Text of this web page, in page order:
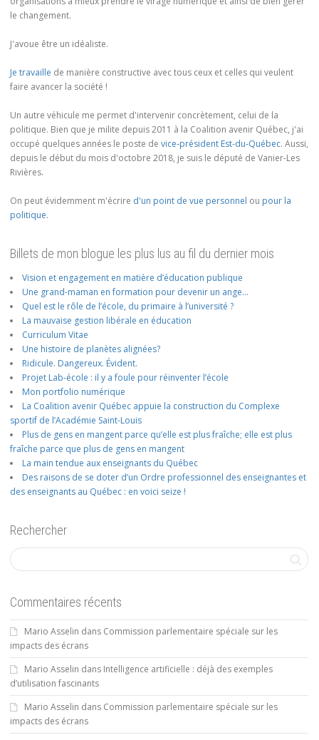
le changement.
J'avoue être un idéaliste.
Je travaille de manière constructive avec tous ceux et celles qui veulent
faire avancer la société !
Un autre véhicule me permet d'intervenir concrètement, celui de la
politique. Bien que je milite depuis 2011 à la Coalition avenir Québec, j'ai
occupé quelques années le poste de vice-président Est-du-Québec. Aussi,
depuis le début du mois d'octobre 2018, je suis le député de Vanier-Les
Rivières.
On peut évidemment m'écrire d'un point de vue personnel ou pour la
politique.
Billets de mon blogue les plus lus au fil du dernier mois
Vision et engagement en matière d’éducation publique
Une grand-maman en formation pour devenir un ange…
Quel est le rôle de l’école, du primaire à l’université ?
La mauvaise gestion libérale en éducation
Curriculum Vitae
Une histoire de planètes alignées?
Ridicule. Dangereux. Évident.
Projet Lab-école : il y a foule pour réinventer l’école
Mon portfolio numérique
La Coalition avenir Québec appuie la construction du Complexe
sportif de l’Académie Saint-Louis
Plus de gens en mangent parce qu’elle est plus fraîche; elle est plus
fraîche parce que plus de gens en mangent
La main tendue aux enseignants du Québec
Des raisons de se doter d’un Ordre professionnel des enseignantes et
des enseignants au Québec : en voici seize !
Rechercher
Commentaires récents
Mario Asselin dans Commission parlementaire spéciale sur les
impacts des écrans
Mario Asselin dans Intelligence artificielle : déjà des exemples
d’utilisation fascinants
Mario Asselin dans Commission parlementaire spéciale sur les
impacts des écrans